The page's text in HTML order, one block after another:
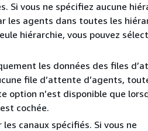
Si vous ne spécifiez aucune
les agents dans toutes les
hiérarchie, vous pouvez
les données des files
file d’attente d’agents,
option n’est disponible que
est cochée.
canaux spécifiés. Si vous ne